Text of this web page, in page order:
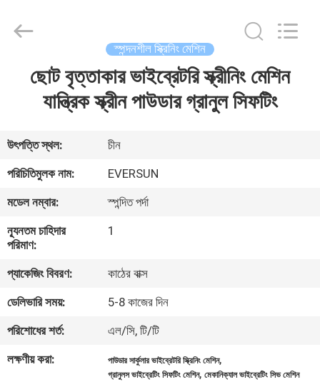
VR
প্রদর্শন
আমাদের
সম্পর্কে
কারখানা
ভ্রমণ
স্পন্দনশীল স্ক্রিনিং মেশিন
ছোট বৃত্তাকার ভাইব্রেটরি স্ক্রীনিং মেশিন
যান্ত্রিক স্ক্রীন পাউডার গ্রানুল সিফটিং
উৎপত্তি স্থল:
চীন
পরিচিতিমুলক নাম:
EVERSUN
মডেল নম্বার:
স্পন্দিত পর্দা
ন্যূনতম চাহিদার
পরিমাণ:
1
প্যাকেজিং বিবরণ:
কাঠের বাক্স
ডেলিভারি সময়:
5-8 কাজের দিন
পরিশোধের শর্ত:
এল/সি, টি/টি
লক্ষণীয় করা:
পাউডার সার্কুলার ভাইব্রেটরি স্ক্রিনিং মেশিন,
গ্রানুলস ভাইব্রেটিং সিফটিং মেশিন,মেকানিক্যাল ভাইব্রেটিং সিভ মেশিন